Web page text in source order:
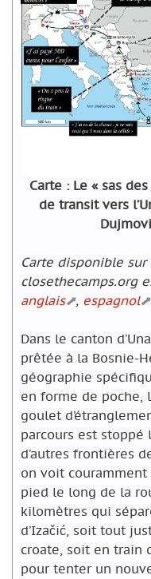
Carte : Le « sas
de transit vers
Carte disponible
closethecamps.org
anglais
, espagnol
Dans le canton
prêtée à la Bosnie-
géographie
en forme de poche,
goulet
parcours est stoppé
d’autres frontières
on voit
pied le long de la
kilomètres qui
d’Izačić, soit tout
croate, soit en train
pour tenter un